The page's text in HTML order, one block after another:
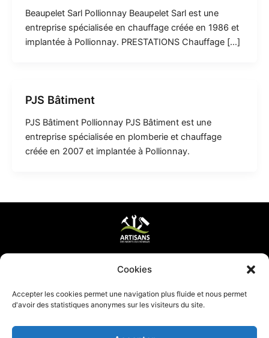
Cookies
Accepter les cookies permet une navigation plus fluide et nous permet
d'avoir des statistiques anonymes sur les visiteurs du site.
Beaupelet Sarl Pollionnay Beaupelet Sarl est une
entreprise spécialisée en chauffage créée en 1986 et
implantée à Pollionnay. PRESTATIONS Chauffage […]
PJS Bâtiment
PJS Bâtiment Pollionnay PJS Bâtiment est une
entreprise spécialisée en plomberie et chauffage
créée en 2007 et implantée à Pollionnay.